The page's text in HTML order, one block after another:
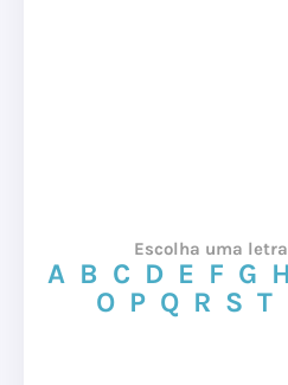
Escolha uma
A B C D E F G H
O P Q R S T